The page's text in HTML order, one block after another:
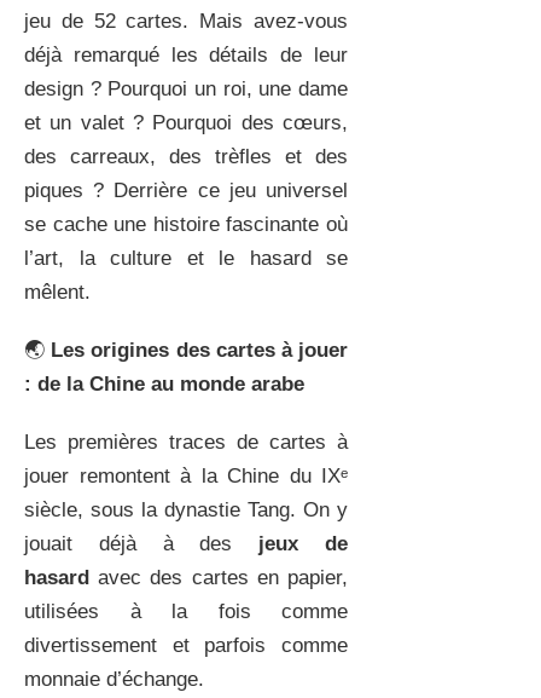
jeu de 52 cartes. Mais avez-vous
déjà remarqué les détails de leur
design ? Pourquoi un roi, une dame
et un valet ? Pourquoi des cœurs,
des carreaux, des trèfles et des
piques ? Derrière ce jeu universel
se cache une histoire fascinante où
l’art, la culture et le hasard se
mêlent.
🌏 Les origines des cartes à jouer
: de la Chine au monde arabe
Les premières traces de cartes à
jouer remontent à la Chine du IXᵉ
siècle, sous la dynastie Tang. On y
jouait déjà à des jeux de
hasard avec des cartes en papier,
utilisées à la fois comme
divertissement et parfois comme
monnaie d’échange.